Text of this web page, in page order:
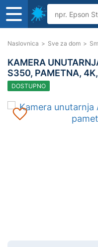
Naslovnica > Sve za dom >
KAMERA
S350, PAMETNA,
DOSTUPNO